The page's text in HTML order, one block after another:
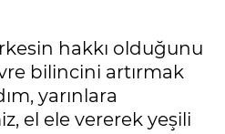
hakkı olduğunu
bilincini artırmak
yarınlara
el ele vererek yeşili